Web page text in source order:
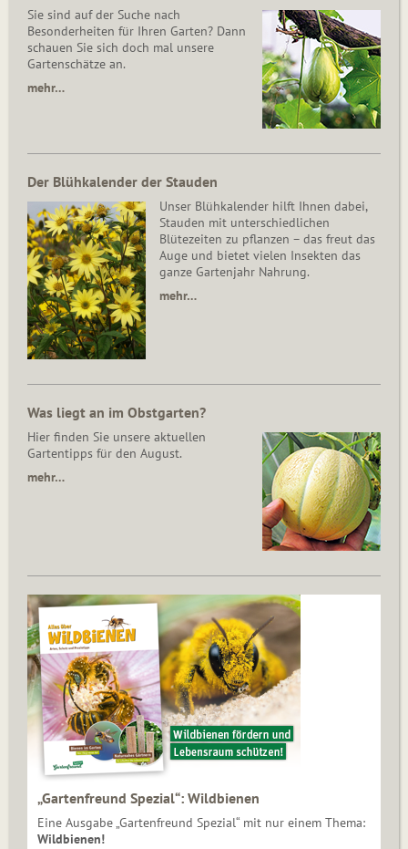
Sie sind auf der Suche nach
Besonderheiten für Ihren Garten? Dann
schauen Sie sich doch mal unsere
Gartenschätze an.
mehr…
Der Blühkalender der Stauden
Unser Blühkalender hilft Ihnen dabei,
Stauden mit unterschiedlichen
Blütezeiten zu pflanzen – das freut das
Auge und bietet vielen Insekten das
ganze Gartenjahr Nahrung.
mehr…
Was liegt an im Obstgarten?
Hier finden Sie unsere aktuellen
Gartentipps für den August.
mehr…
„Gartenfreund Spezial“: Wildbienen
Eine Ausgabe „Gartenfreund Spezial“ mit nur einem Thema:
Wildbienen!